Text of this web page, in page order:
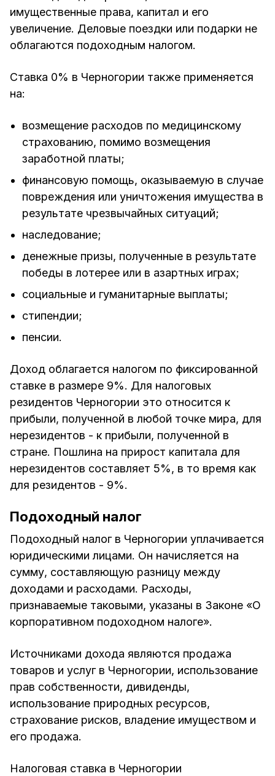
имущественные права, капитал и его
увеличение. Деловые поездки или подарки не
облагаются подоходным налогом.
Ставка 0% в Черногории также применяется
на:
возмещение расходов по медицинскому
страхованию, помимо возмещения
заработной платы;
финансовую помощь, оказываемую в случае
повреждения или уничтожения имущества в
результате чрезвычайных ситуаций;
наследование;
денежные призы, полученные в результате
победы в лотерее или в азартных играх;
социальные и гуманитарные выплаты;
стипендии;
пенсии.
Доход облагается налогом по фиксированной
ставке в размере 9%. Для налоговых
резидентов Черногории это относится к
прибыли, полученной в любой точке мира, для
нерезидентов - к прибыли, полученной в
стране. Пошлина на прирост капитала для
нерезидентов составляет 5%, в то время как
для резидентов - 9%.
Подоходный налог
Подоходный налог в Черногории уплачивается
юридическими лицами. Он начисляется на
сумму, составляющую разницу между
доходами и расходами. Расходы,
признаваемые таковыми, указаны в Законе «О
корпоративном подоходном налоге».
Источниками дохода являются продажа
товаров и услуг в Черногории, использование
прав собственности, дивиденды,
использование природных ресурсов,
страхование рисков, владение имуществом и
его продажа.
Налоговая ставка в Черногории